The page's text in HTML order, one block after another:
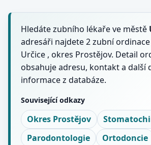
Hledáte zubního lékaře ve městě
adresáři najdete 2 zubní
Určice , okres Prostějov. Detail
obsahuje adresu, kontakt a další
informace z databáze.
Související odkazy
Okres Prostějov
Parodontologie
Ortodoncie